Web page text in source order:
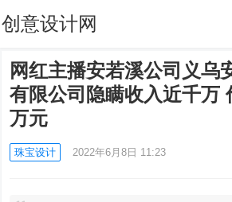
创意设计网
网红主播安若溪公司义乌
有限公司隐瞒收入近千万
万元
珠宝设计 2022年6月8日 11:23